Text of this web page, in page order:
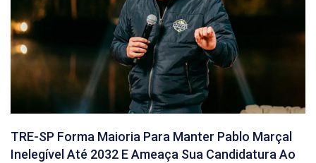
TRE-SP Forma Maioria Para Manter Pablo Marçal
Inelegível Até 2032 E Ameaça Sua Candidatura Ao